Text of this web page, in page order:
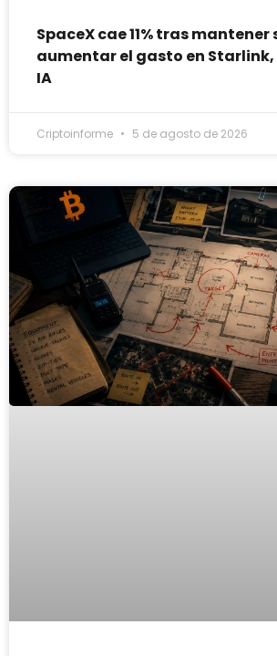
SpaceX cae 11% tras
aumentar el gasto en Starlink,
IA
Criptoinforme 5 de agosto de 2026